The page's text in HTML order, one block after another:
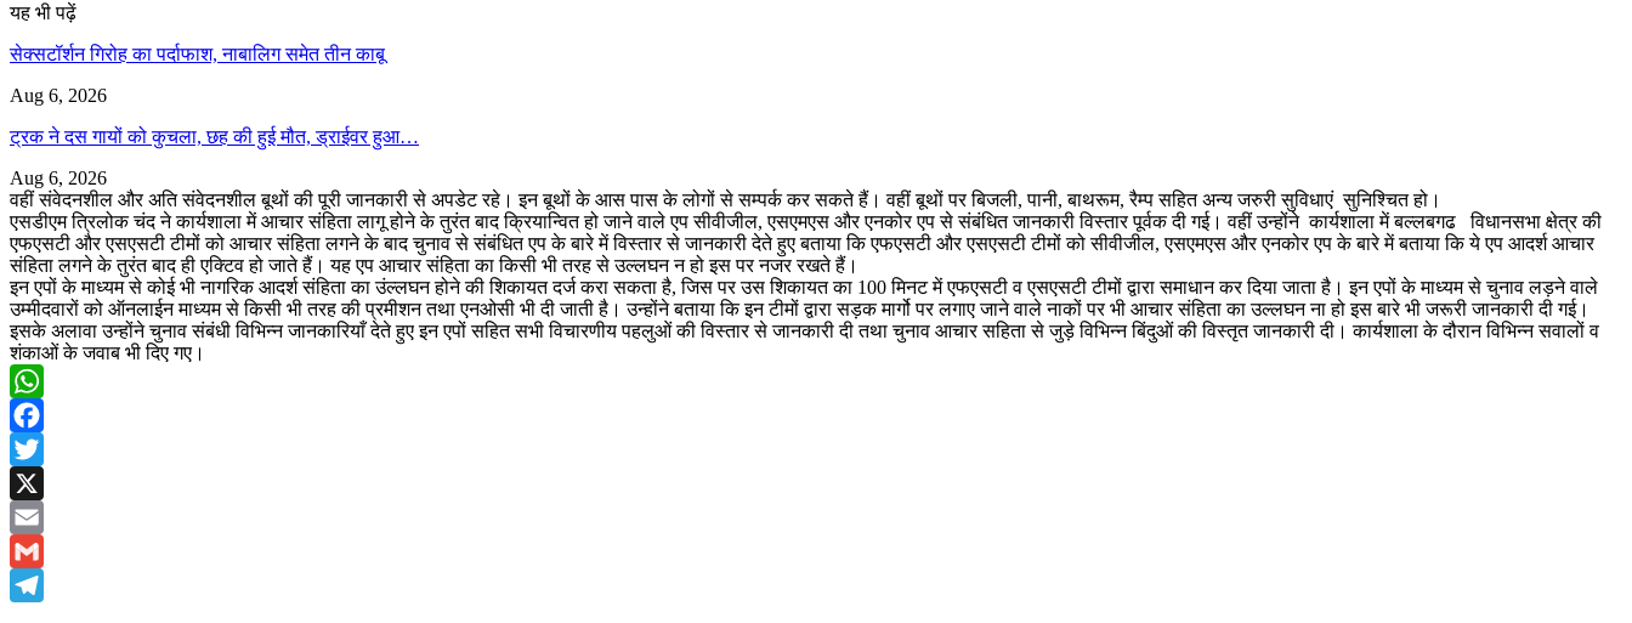
यह भी पढ़ें
सेक्सटॉर्शन गिरोह का पर्दाफाश, नाबालिग समेत तीन काबू
Aug 6, 2026
ट्रक ने दस गायों को कुचला, छह की हुई मौत, ड्राईवर हुआ…
Aug 6, 2026
वहीं संवेदनशील और अति संवेदनशील बूथों की पूरी जानकारी से अपडेट रहे। इन बूथों के आस पास के लोगों से सम्पर्क कर सकते हैं। वहीं बूथों पर बिजली, पानी, बाथरूम, रैम्प सहित अन्य जरुरी सुविधाएं सुनिश्चित हो।
एसडीएम त्रिलोक चंद ने कार्यशाला में आचार संहिता लागू होने के तुरंत बाद क्रियान्वित हो जाने वाले एप सीवीजील, एसएमएस और एनकोर एप से संबंधित जानकारी विस्तार पूर्वक दी गई। वहीं उन्होंने कार्यशाला में बल्लबगढ विधानसभा क्षेत्र की
एफएसटी और एसएसटी टीमों को आचार संहिता लगने के बाद चुनाव से संबंधित एप के बारे में विस्तार से जानकारी देते हुए बताया कि एफएसटी और एसएसटी टीमों को सीवीजील, एसएमएस और एनकोर एप के बारे में बताया कि ये एप आदर्श आचार
संहिता लगने के तुरंत बाद ही एक्टिव हो जाते हैं। यह एप आचार संहिता का किसी भी तरह से उल्लघन न हो इस पर नजर रखते हैं।
इन एपों के माध्यम से कोई भी नागरिक आदर्श संहिता का उंल्लघन होने की शिकायत दर्ज करा सकता है, जिस पर उस शिकायत का 100 मिनट में एफएसटी व एसएसटी टीमों द्वारा समाधान कर दिया जाता है। इन एपों के माध्यम से चुनाव लड़ने वाले
उम्मीदवारों को ऑनलाईन माध्यम से किसी भी तरह की प्रमीशन तथा एनओसी भी दी जाती है। उन्होंने बताया कि इन टीमों द्वारा सड़क मार्गो पर लगाए जाने वाले नाकों पर भी आचार संहिता का उल्लघन ना हो इस बारे भी जरूरी जानकारी दी गई।
इसके अलावा उन्होंने चुनाव संबंधी विभिन्न जानकारियाँ देते हुए इन एपों सहित सभी विचारणीय पहलुओं की विस्तार से जानकारी दी तथा चुनाव आचार सहिता से जुड़े विभिन्न बिंदुओं की विस्तृत जानकारी दी। कार्यशाला के दौरान विभिन्न सवालों व
शंकाओं के जवाब भी दिए गए।
WhatsApp
Facebook
Twitter
X
Email
Gmail